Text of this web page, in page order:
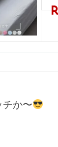
か〜